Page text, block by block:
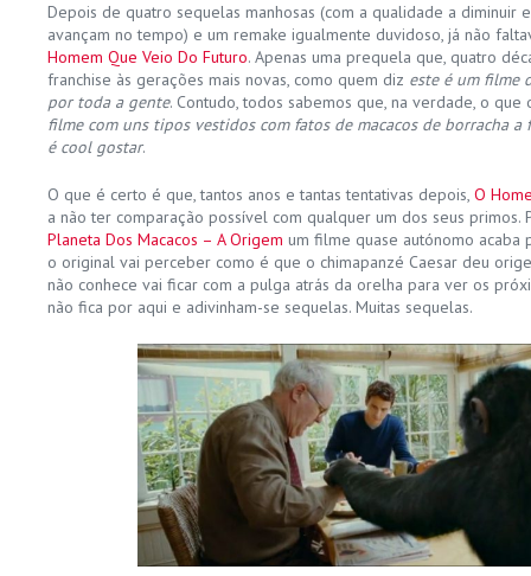
Depois de quatro sequelas manhosas (com a qualidade a diminuir
avançam no tempo) e um remake igualmente duvidoso, já não
Homem Que Veio Do Futuro. Apenas uma prequela que, quatro
franchise às gerações mais novas, como quem diz este é um filme
por toda a gente. Contudo, todos sabemos que, na verdade, o
filme com uns tipos vestidos com fatos de macacos de borracha a
é cool gostar.
O que é certo é que, tantos anos e tantas tentativas depois, O
a não ter comparação possível com qualquer um dos seus primos.
Planeta Dos Macacos – A Origem um filme quase autónomo acaba
o original vai perceber como é que o chimapanzé Caesar deu
não conhece vai ficar com a pulga atrás da orelha para ver os
não fica por aqui e adivinham-se sequelas. Muitas sequelas.